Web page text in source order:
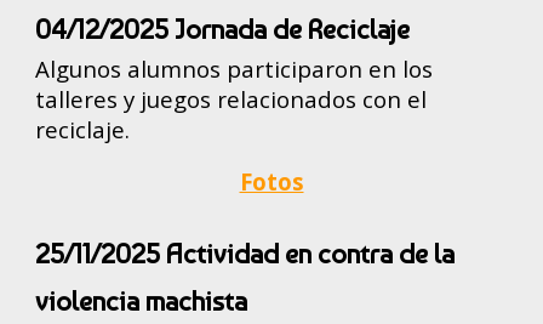
04/12/2025 Jornada de Reciclaje
Algunos alumnos participaron en los
talleres y juegos relacionados con el
reciclaje.
Fotos
25/11/2025 Actividad en contra de la
violencia machista